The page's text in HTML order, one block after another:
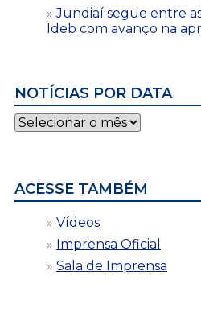
Jundiaí segue entre
Ideb com avanço na
NOTÍCIAS POR DATA
Notícias
por
ACESSE TAMBÉM
Vídeos
Imprensa Oficial
Sala de Imprensa